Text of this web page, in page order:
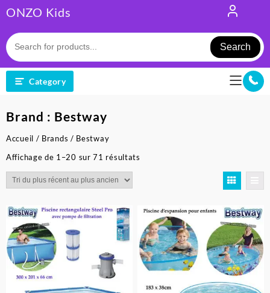
to
content
ONZO Kids
Search
Category
Brand : Bestway
Accueil / Brands / Bestway
Affichage de 1–20 sur 71 résultats
au
plus
ancien